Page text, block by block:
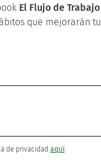
El Flujo de Trabajo
que mejorarán tu
de privacidad aquí